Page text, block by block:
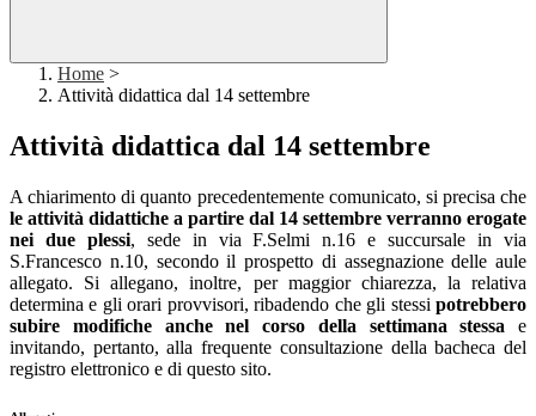
Home >
Attività didattica dal 14 settembre
Attività didattica dal 14 settembre
A chiarimento di quanto precedentemente comunicato, si precisa che
le attività didattiche a partire dal 14 settembre verranno erogate
nei due plessi, sede in via F.Selmi n.16 e succursale in via
S.Francesco n.10, secondo il prospetto di assegnazione delle aule
allegato. Si allegano, inoltre, per maggior chiarezza, la relativa
determina e gli orari provvisori, ribadendo che gli stessi potrebbero
subire modifiche anche nel corso della settimana stessa e
invitando, pertanto, alla frequente consultazione della bacheca del
registro elettronico e di questo sito.